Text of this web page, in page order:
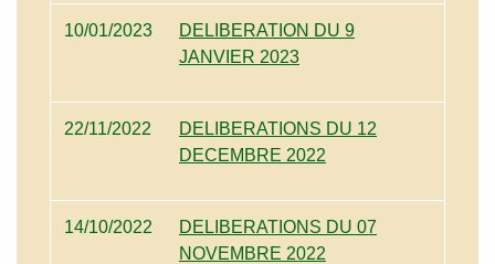
10/01/2023
DELIBERATION DU 9
JANVIER 2023
22/11/2022
DELIBERATIONS DU 12
DECEMBRE 2022
14/10/2022
DELIBERATIONS DU 07
NOVEMBRE 2022